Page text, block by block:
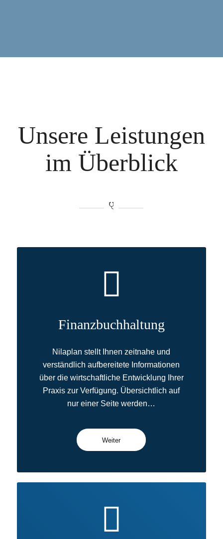
Unsere Leistungen
im Überblick
Finanzbuchhaltung
Nilaplan stellt Ihnen zeitnahe und
verständlich aufbereitete Informationen
über die wirtschaftliche Entwicklung Ihrer
Praxis zur Verfügung. Übersichtlich auf
nur einer Seite werden…
Weiter